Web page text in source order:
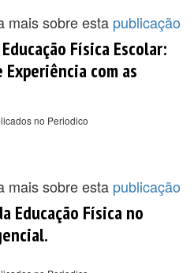
mais sobre esta publicação
Física Escolar:
com as
no Periodico
mais sobre esta publicação
Educação Física no